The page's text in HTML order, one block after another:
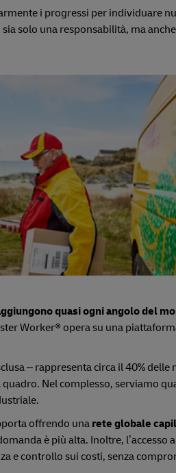
i progressi per individuare
solo una responsabilità, ma
quasi ogni angolo del
Worker® opera su una
– rappresenta circa il 40%
Nel complesso, serviamo
offrendo una rete globale
è più alta. Inoltre, l’accesso a
e controllo sui costi, senza